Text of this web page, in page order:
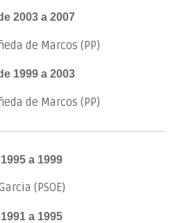
2003 a 2007
de Marcos (PP)
1999 a 2003
de Marcos (PP)
a 1999
(PSOE)
a 1995